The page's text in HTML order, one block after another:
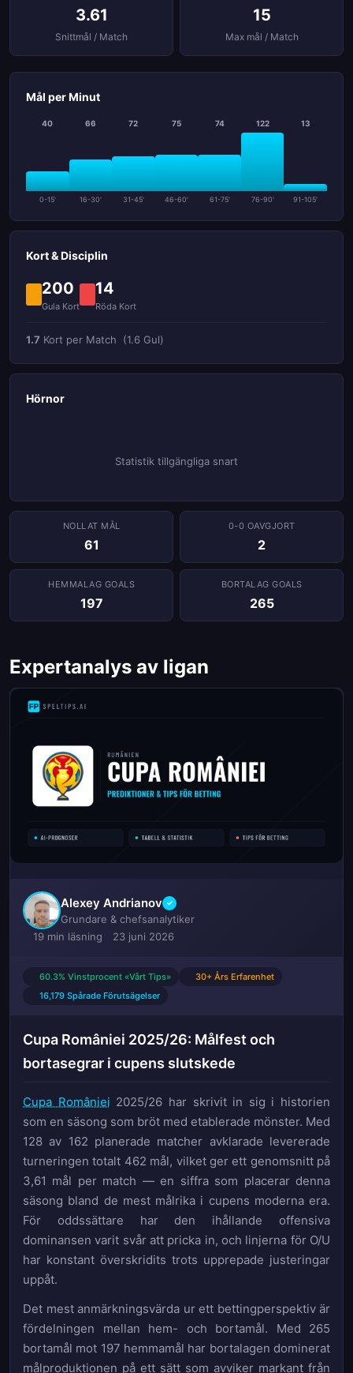
3.61
Snittmål / Match
15
Max mål / Match
Mål per Minut
40
0-15'
66
16-30'
72
31-45'
75
46-60'
74
61-75'
122
76-90'
13
91-105'
Kort & Disciplin
200
Gula Kort
14
Röda Kort
1.7 Kort per Match (1.6 Gul)
Hörnor
Statistik tillgängliga snart
NOLLAT ​​MÅL
61
0-0 OAVGJORT
2
HEMMALAG GOALS
197
BORTALAG GOALS
265
Expertanalys av ligan
Alexey Andrianov ✓
Grundare & chefsanalytiker
19 min läsning
23 juni 2026
60.3% Vinstprocent «Vårt Tips»
30+ Års Erfarenhet
16,179 Spårade Förutsägelser
Cupa României 2025/26: Målfest och
bortasegrar i cupens slutskede
Cupa României 2025/26 har skrivit in sig i historien
som en säsong som bröt med etablerade mönster. Med
128 av 162 planerade matcher avklarade levererade
turneringen totalt 462 mål, vilket ger ett genomsnitt på
3,61 mål per match — en siffra som placerar denna
säsong bland de mest målrika i cupens moderna era.
För oddssättare har den ihållande offensiva
dominansen varit svår att pricka in, och linjerna för O/U
har konstant överskridits trots upprepade justeringar
uppåt.
Det mest anmärkningsvärda ur ett bettingperspektiv är
fördelningen mellan hem- och bortamål. Med 265
bortamål mot 197 hemmamål har bortalagen dominerat
målproduktionen på ett sätt som avviker markant från